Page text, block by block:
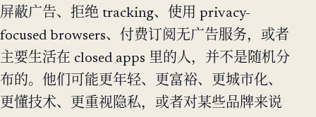
屏蔽广告、拒绝 tracking、使用 privacy-
focused browsers、付费订阅无广告服务，或者
主要生活在 closed apps 里的人，并不是随机分
布的。他们可能更年轻、更富裕、更城市化、
更懂技术、更重视隐私，或者对某些品牌来说